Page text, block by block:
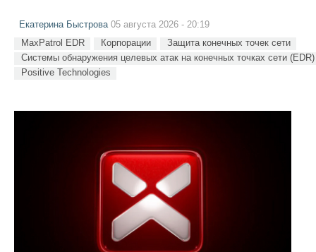
Екатерина Быстрова05 августа 2026 - 20:19
MaxPatrol EDR Корпорации
Защита конечных точек сети
Системы обнаружения целевых атак на конечных точках сети (EDR)
Positive Technologies